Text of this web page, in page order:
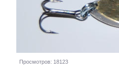
Просмотров: 18123